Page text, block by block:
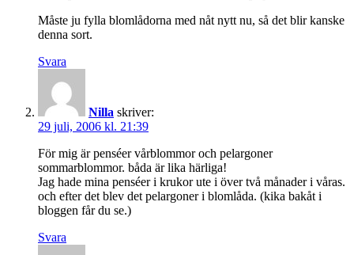
Måste ju fylla blomlådorna med nåt nytt nu, så det blir kanske
denna sort.
Svara
Nilla skriver:
29 juli, 2006 kl. 21:39
För mig är penséer vårblommor och pelargoner
sommarblommor. båda är lika härliga!
Jag hade mina penséer i krukor ute i över två månader i våras.
och efter det blev det pelargoner i blomlåda. (kika bakåt i
bloggen får du se.)
Svara